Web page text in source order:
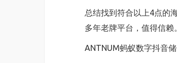
总结找到符合以上4点的
多年老牌平台，值得信赖。
ANTNUM蚂蚁数字抖音